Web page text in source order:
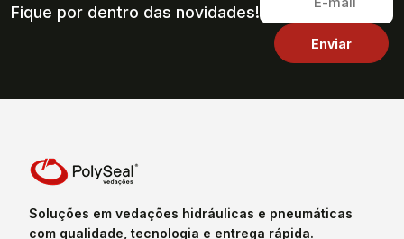
Fique por dentro das novidades!
Soluções em vedações hidráulicas e pneumáticas
com qualidade, tecnologia e entrega rápida.